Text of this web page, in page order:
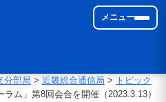
メニュー
分部局 > 近畿総合通信局 > トピック
ム」第8回会合を開催（2023.3.13）